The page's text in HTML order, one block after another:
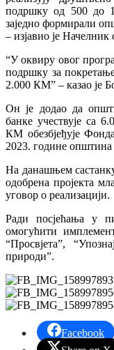
подршку од 500 до
заједно формирали
– изјавио је
“У оквиру овог
подршку за
2.000 КМ” – казао је
Он је додао да
банке учествује са
КМ обезбјеђује
2023. године
На данашњем
одобрена пројекта
уговор о реализацији.
Ради посјећања у
омогућити
“Просвјета”,
природи”.
Facebook